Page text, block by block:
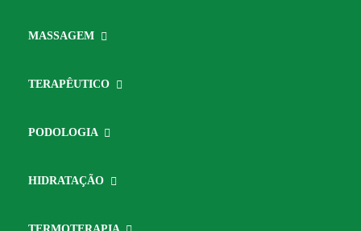
MASSAGEM
TERAPÊUTICO
PODOLOGIA
HIDRATAÇÃO